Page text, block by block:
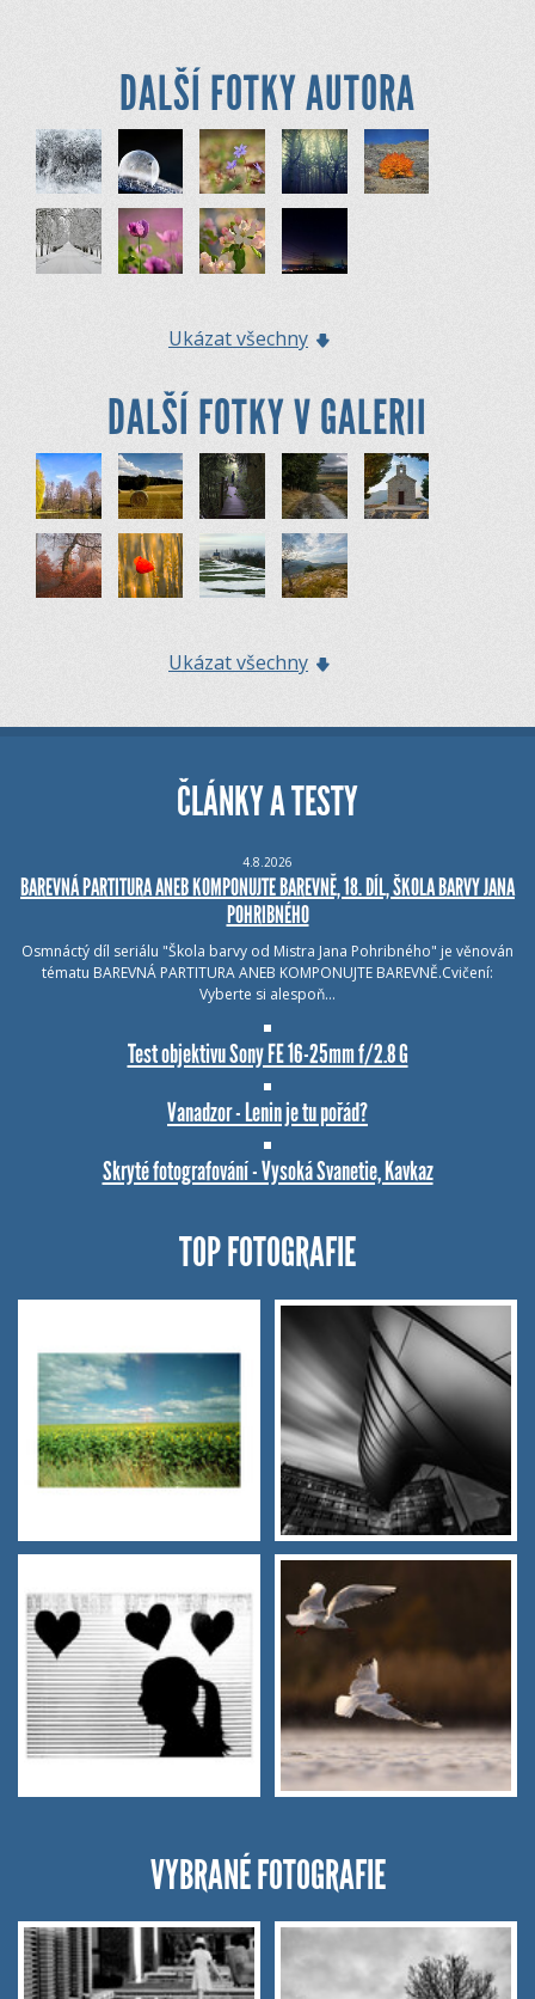
DALŠÍ FOTKY AUTORA
Ukázat všechny
DALŠÍ FOTKY V GALERII
Ukázat všechny
ČLÁNKY A TESTY
4.8.2026
BAREVNÁ PARTITURA ANEB KOMPONUJTE BAREVNĚ, 18. DÍL, ŠKOLA BARVY JANA
POHRIBNÉHO
Osmnáctý díl seriálu "Škola barvy od Mistra Jana Pohribného" je věnován
tématu BAREVNÁ PARTITURA ANEB KOMPONUJTE BAREVNĚ.Cvičení:
Vyberte si alespoň…
Test objektivu Sony FE 16-25mm f/2.8 G
Vanadzor - Lenin je tu pořád?
Skryté fotografování - Vysoká Svanetie, Kavkaz
TOP FOTOGRAFIE
VYBRANÉ FOTOGRAFIE